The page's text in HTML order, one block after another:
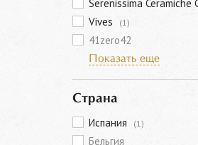
Serenissima Ceramiche
Vives (1)
41zero42
Показать еще
Страна
Испания (1)
Бельгия